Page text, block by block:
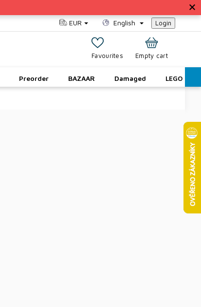
EUR English Login
SHOPPING
Empty cart
Preorder BAZAAR Damaged LEGO